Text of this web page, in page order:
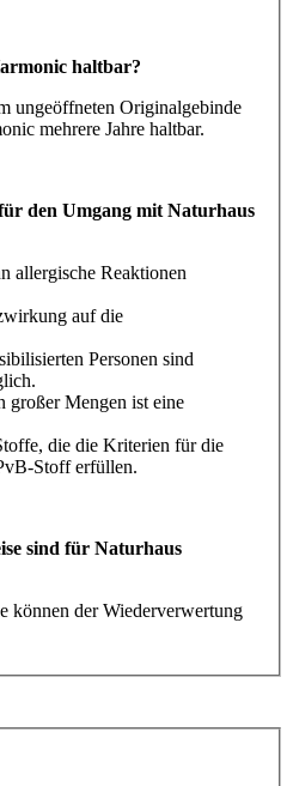
haltbar?
ungeöffneten Originalgebinde
mehrere Jahre haltbar.
den Umgang mit Naturhaus
allergische Reaktionen
auf die
Personen sind
großer Mengen ist eine
die die Kriterien für die
Stoff erfüllen.
sind für Naturhaus
können der Wiederverwertung